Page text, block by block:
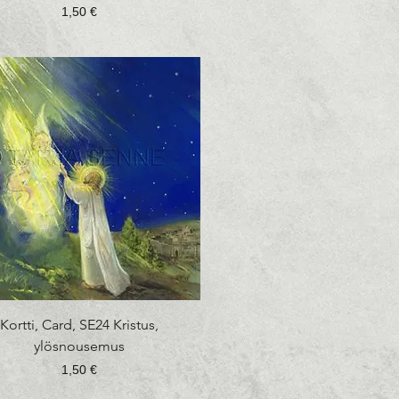
Hinta
1,50 €
Pikakatselu
Kortti, Card, SE24 Kristus,
ylösnousemus
Hinta
1,50 €